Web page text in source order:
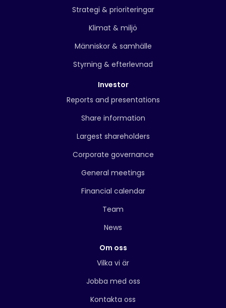
Strategi & prioriteringar
Klimat & miljö
Människor & samhälle
Styrning & efterlevnad
Investor
Reports and presentations
Share information
Largest shareholders
Corporate governance
General meetings
Financial calendar
Team
News
Om oss
Vilka vi är
Jobba med oss
Kontakta oss